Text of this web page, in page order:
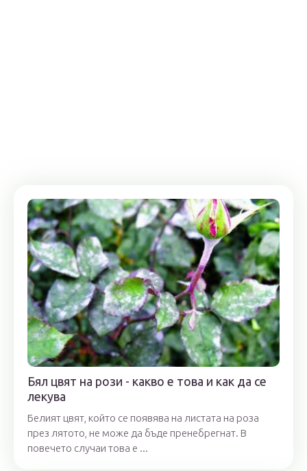
Бял цвят на рози - какво е това и как да се
лекува
Белият цвят, който се появява на листата на роза
през лятото, не може да бъде пренебрегнат. В
повечето случаи това е ...